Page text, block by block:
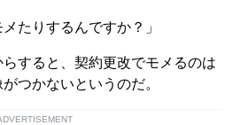
たりするんですか？」
すると、契約更改でモメるのは
つかないというのだ。